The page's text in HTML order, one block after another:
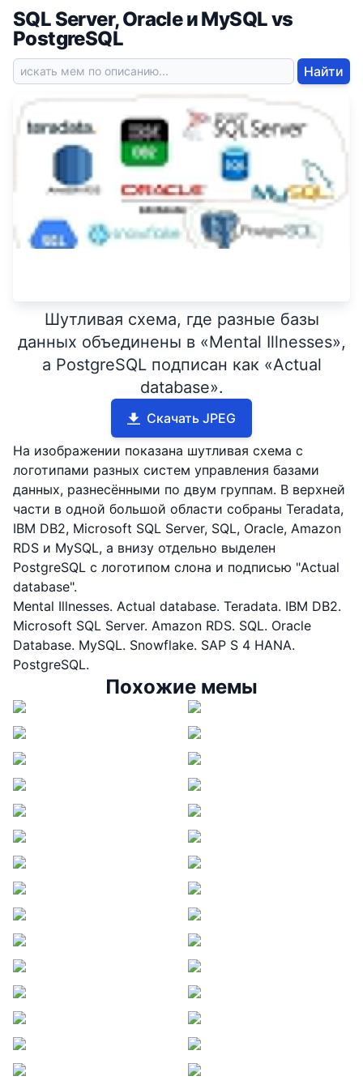
SQL Server, Oracle и MySQL vs
PostgreSQL
Найти
Шутливая схема, где разные базы
данных объединены в «Mental Illnesses»,
а PostgreSQL подписан как «Actual
database».
Скачать JPEG
На изображении показана шутливая схема с
логотипами разных систем управления базами
данных, разнесёнными по двум группам. В верхней
части в одной большой области собраны Teradata,
IBM DB2, Microsoft SQL Server, SQL, Oracle, Amazon
RDS и MySQL, а внизу отдельно выделен
PostgreSQL с логотипом слона и подписью "Actual
database".
Mental Illnesses. Actual database. Teradata. IBM DB2.
Microsoft SQL Server. Amazon RDS. SQL. Oracle
Database. MySQL. Snowflake. SAP S 4 HANA.
PostgreSQL.
Похожие мемы